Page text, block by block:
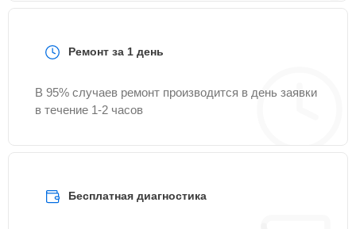
Ремонт за 1 день
В 95% случаев ремонт производится в день заявки
в течение 1-2 часов
Бесплатная диагностика